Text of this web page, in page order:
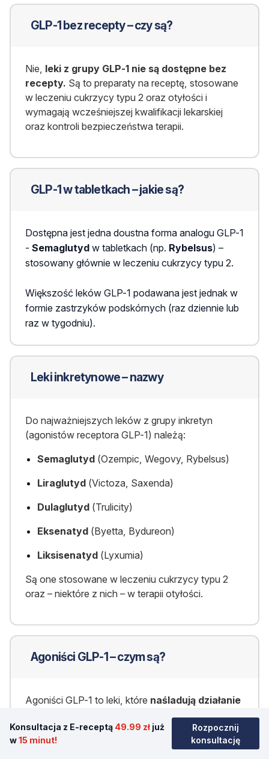
Konsultacja z E-receptą 49.99 zł już
w15 minut!
Rozpocznij
konsultację
GLP-1 bez recepty – czy są?
Nie, leki z grupy GLP-1 nie są dostępne bez
recepty. Są to preparaty na receptę, stosowane
w leczeniu cukrzycy typu 2 oraz otyłości i
wymagają wcześniejszej kwalifikacji lekarskiej
oraz kontroli bezpieczeństwa terapii.
GLP-1 w tabletkach – jakie są?
Dostępna jest jedna doustna forma analogu GLP-1
- Semaglutyd w tabletkach (np. Rybelsus) –
stosowany głównie w leczeniu cukrzycy typu 2.
Większość leków GLP-1 podawana jest jednak w
formie zastrzyków podskórnych (raz dziennie lub
raz w tygodniu).
Leki inkretynowe – nazwy
Do najważniejszych leków z grupy inkretyn
(agonistów receptora GLP-1) należą:
Semaglutyd(Ozempic, Wegovy, Rybelsus)
Liraglutyd(Victoza, Saxenda)
Dulaglutyd(Trulicity)
Eksenatyd(Byetta, Bydureon)
Liksisenatyd(Lyxumia)
Są one stosowane w leczeniu cukrzycy typu 2
oraz – niektóre z nich – w terapii otyłości.
Agoniści GLP-1 – czym są?
Agoniści GLP-1 to leki, które naśladują działanie
wydzielanie insuliny, zmniejszając apetyt i
opóźniając opróżnianie żołądka. Dzięki temu